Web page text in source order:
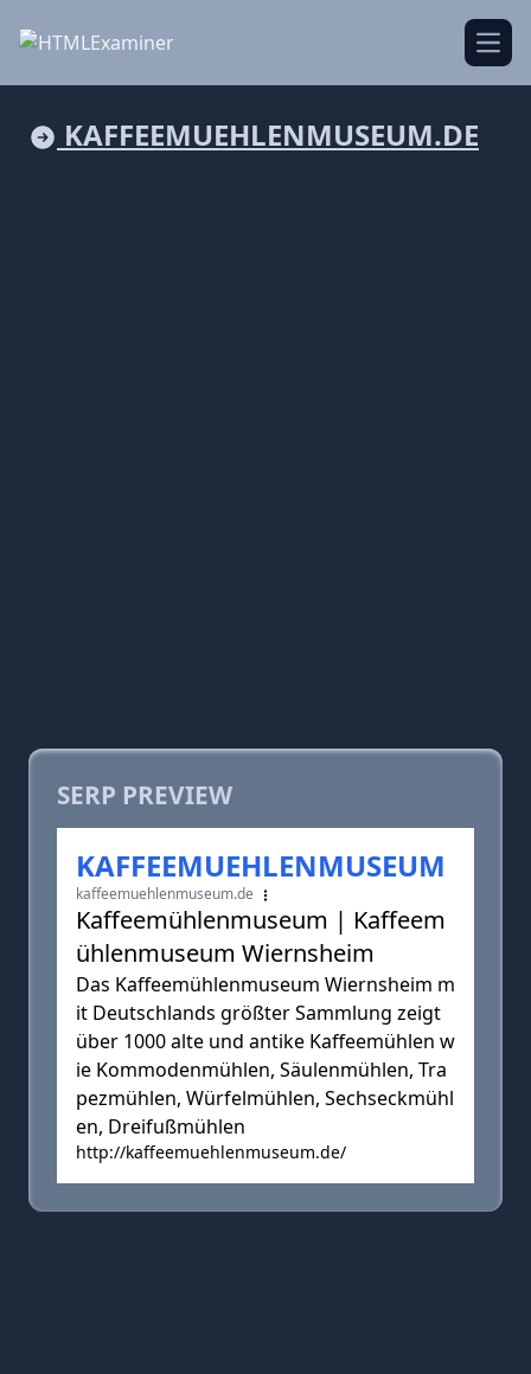
KAFFEEMUEHLENMUSEUM.DE
SERP PREVIEW
KAFFEEMUEHLENMUSEUM
kaffeemuehlenmuseum.de
Kaffeemühlenmuseum | Kaffeem
ühlenmuseum Wiernsheim
Das Kaffeemühlenmuseum Wiernsheim m
it Deutschlands größter Sammlung zeigt
über 1000 alte und antike Kaffeemühlen w
ie Kommodenmühlen, Säulenmühlen, Tra
pezmühlen, Würfelmühlen, Sechseckmühl
en, Dreifußmühlen
http://kaffeemuehlenmuseum.de/